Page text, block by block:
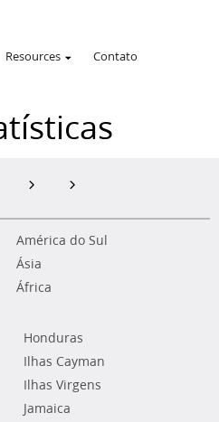
Resources Contato
América do Sul
Ásia
África
Honduras
Ilhas Cayman
Ilhas Virgens
Jamaica